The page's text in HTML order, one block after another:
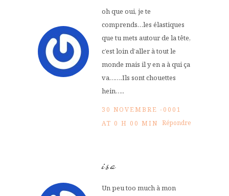
oh que oui, je te
comprends…les élastiques
que tu mets autour de la tête,
c’est loin d’aller à tout le
monde mais il y en a à qui ça
va…….Ils sont chouettes
hein…..
30 NOVEMBRE -0001
AT 0 H 00 MIN Répondre
isa
Un peu too much à mon